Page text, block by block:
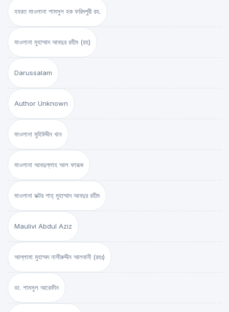
হযরত মাওলানা শামসুল হক ফরিদপুরী রহ.
মাওলানা মুহাম্মাদ আবদুর রহীম (রহ)
Darussalam
Author Unknown
মাওলানা মুহিউদ্দীন খান
মাওলানা আবদুল্লাহ আল ফারূক
মাওলানা ডক্টর শাহ্‌ মুহাম্মাদ আবদুর রহীম
Maulivi Abdul Aziz
আল্লামা মুহাম্মদ নাসীরুদ্দীন আলবানী (রহঃ)
ডা. শামসুল আরেফীন